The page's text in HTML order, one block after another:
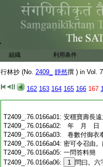
組織 利用条件
行林抄 (No. 2409_ 靜然撰 ) in Vol.
162 163 164 165 166 167
T2409_.76.0166a01: 安穩寶壽長
T2409_.76.0166a02:
年 月 日
T2409_.76.0166a03:
卷數付御衣
T2409_.76.0166a04: 密可令召由
T2409_.76.0166a05: 一問答料簡
T2409_.76.0166a06:
1 問曰。